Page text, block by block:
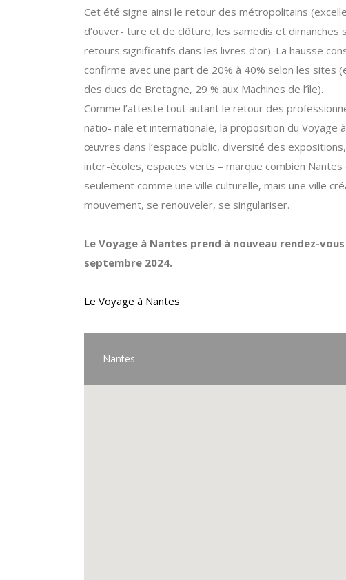
Cet été signe ainsi le retour des métropolitains
d’ouver- ture et de clôture, les samedis et
retours significatifs dans les livres d’or). La hausse
confirme avec une part de 20% à 40% selon les sites
des ducs de Bretagne, 29 % aux Machines de l’île).
Comme l’atteste tout autant le retour des
natio- nale et internationale, la proposition du Voyage
œuvres dans l’espace public, diversité des
inter-écoles, espaces verts – marque combien
seulement comme une ville culturelle, mais une ville
mouvement, se renouveler, se singulariser.
Le Voyage à Nantes prend à nouveau rendez-
septembre 2024.
Le Voyage à Nantes
Nantes